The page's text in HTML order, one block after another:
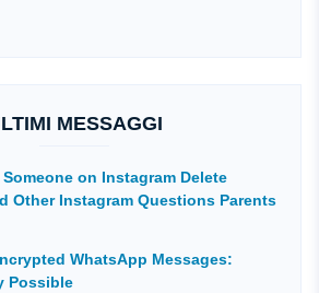
MESSAGGI
on Instagram Delete
Other Instagram Questions Parents
WhatsApp Messages:
Possible